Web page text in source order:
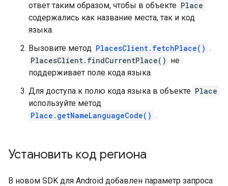
ответ таким образом, чтобы в объекте Place
содержались как название места, так и код
языка.
Вызовите метод PlacesClient.fetchPlace() .
PlacesClient.findCurrentPlace() не
поддерживает поле кода языка.
Для доступа к полю кода языка в объекте Place
используйте метод
Place.getNameLanguageCode() .
Установить код региона
В новом SDK для Android добавлен параметр запроса